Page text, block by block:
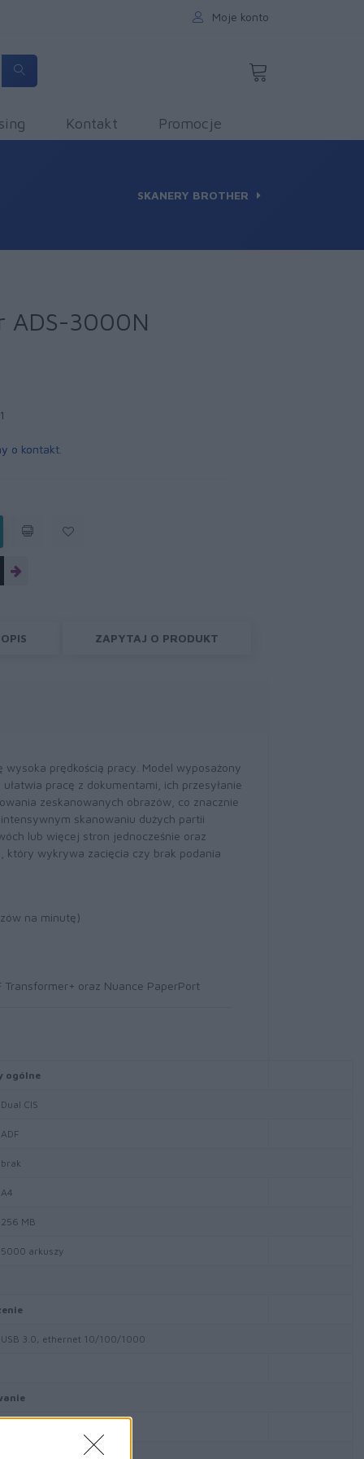
Moje konto
Kontakt Promocje
SKANERY BROTHER
ADS-3000N
o kontakt
OPIS ZAPYTAJ O PRODUKT
prędkością pracy. Model wyposażony
pracę z dokumentami, ich przesyłanie
zeskanowanych obrazów, co znacznie
skanowaniu dużych partii
lub więcej stron jednocześnie oraz
wykrywa zacięcia czy brak podania
na minutę)
Transformer+ oraz Nuance PaperPort
ogólne
Dual CIS
ADF
brak
A4
256 MB
5000 arkuszy
USB 3.0, ethernet 10/100/1000